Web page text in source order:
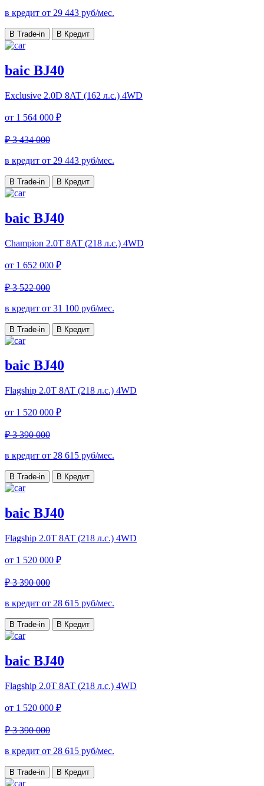
в кредит от 29 443 руб/мес.
В Trade-in В Кредит
baic BJ40
Exclusive 2.0D 8AT (162 л.с.) 4WD
от 1 564 000 ₽
₽ 3 434 000
в кредит от 29 443 руб/мес.
В Trade-in В Кредит
baic BJ40
Champion 2.0T 8AT (218 л.с.) 4WD
от 1 652 000 ₽
₽ 3 522 000
в кредит от 31 100 руб/мес.
В Trade-in В Кредит
baic BJ40
Flagship 2.0T 8AT (218 л.с.) 4WD
от 1 520 000 ₽
₽ 3 390 000
в кредит от 28 615 руб/мес.
В Trade-in В Кредит
baic BJ40
Flagship 2.0T 8AT (218 л.с.) 4WD
от 1 520 000 ₽
₽ 3 390 000
в кредит от 28 615 руб/мес.
В Trade-in В Кредит
baic BJ40
Flagship 2.0T 8AT (218 л.с.) 4WD
от 1 520 000 ₽
₽ 3 390 000
в кредит от 28 615 руб/мес.
В Trade-in В Кредит